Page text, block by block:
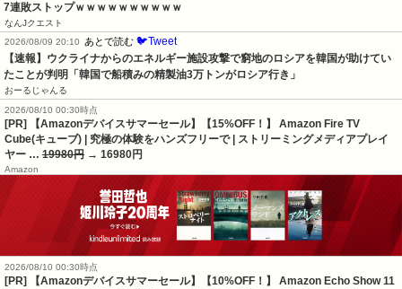
7連敗ストップｗｗｗｗｗｗｗｗｗｗ
なんJクエスト
2026/08/09 20:10 あとで読む 🐦Tweet
【速報】ウクライナからのエネルギー施設攻撃で窮地のロシアを韓国が助けてい
たことが判明「韓国で船積みの精製油3万トンがロシア行き」
おーるじゃんる
2026/08/10 00:30時点
[PR] 【Amazonデバイスサマーセール】【15%OFF！】 Amazon Fire TV
Cube(キューブ) | 究極の体験をハンズフリーで | ストリーミングメディアプレイ
ヤー … 19980円 → 16980円
Amazon
2026/08/10 00:30時点
[PR] 【Amazonデバイスサマーセール】【10%OFF！】 Amazon Echo Show 11